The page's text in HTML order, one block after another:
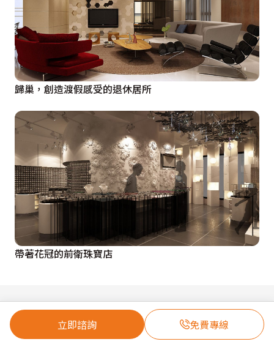
立即諮詢 免費專線
歸巢，創造渡假感受的退休居所
帶著花冠的前衛珠寶店
找設計靈感
獲獎設計
找設計師
人氣設計師